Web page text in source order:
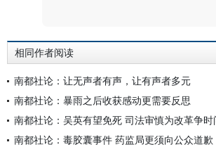
相同作者阅读
南都社论：让无声者有声，让有声者多元
南都社论：暴雨之后收获感动更需要反思
南都社论：吴英有望免死 司法审慎为改革争时
南都社论：毒胶囊事件 药监局更须向公众道歉